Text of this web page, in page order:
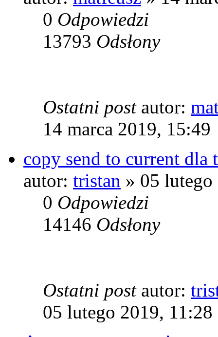
0 Odpowiedzi
13793 Odsłony
Ostatni post autor:
14 marca 2019, 15:49
copy send to current dla
autor: tristan » 05
0 Odpowiedzi
14146 Odsłony
Ostatni post autor:
05 lutego 2019, 11:28